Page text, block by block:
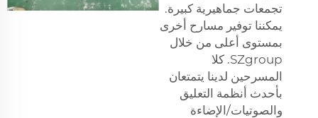
تجمعات جماهيرية كبيرة.
يمكننا توفير مسارح أخرى
بمستوى أعلى من خلال
SZgroup. كلا
المسرحين لدينا يتمتعان
بأحدث أنظمة التعليق
والصوتيات/الإضاءة